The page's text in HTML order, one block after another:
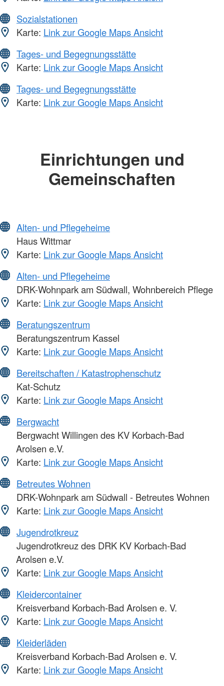
Sozialstationen
Karte: Link zur Google Maps Ansicht
Tages- und Begegnungsstätte
Karte: Link zur Google Maps Ansicht
Tages- und Begegnungsstätte
Karte: Link zur Google Maps Ansicht
Einrichtungen und
Gemeinschaften
Alten- und Pflegeheime
Haus Wittmar
Karte: Link zur Google Maps Ansicht
Alten- und Pflegeheime
DRK-Wohnpark am Südwall, Wohnbereich Pflege
Karte: Link zur Google Maps Ansicht
Beratungszentrum
Beratungszentrum Kassel
Karte: Link zur Google Maps Ansicht
Bereitschaften / Katastrophenschutz
Kat-Schutz
Karte: Link zur Google Maps Ansicht
Bergwacht
Bergwacht Willingen des KV Korbach-Bad
Arolsen e.V.
Karte: Link zur Google Maps Ansicht
Betreutes Wohnen
DRK-Wohnpark am Südwall - Betreutes Wohnen
Karte: Link zur Google Maps Ansicht
Jugendrotkreuz
Jugendrotkreuz des DRK KV Korbach-Bad
Arolsen e.V.
Karte: Link zur Google Maps Ansicht
Kleidercontainer
Kreisverband Korbach-Bad Arolsen e. V.
Karte: Link zur Google Maps Ansicht
Kleiderläden
Kreisverband Korbach-Bad Arolsen e. V.
Karte: Link zur Google Maps Ansicht